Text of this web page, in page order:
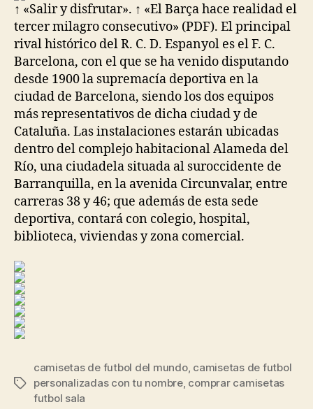
↑ «Salir y disfrutar». ↑ «El Barça hace realidad el
tercer milagro consecutivo» (PDF). El principal
rival histórico del R. C. D. Espanyol es el F. C.
Barcelona, con el que se ha venido disputando
desde 1900 la supremacía deportiva en la
ciudad de Barcelona, siendo los dos equipos
más representativos de dicha ciudad y de
Cataluña. Las instalaciones estarán ubicadas
dentro del complejo habitacional Alameda del
Río, una ciudadela situada al suroccidente de
Barranquilla, en la avenida Circunvalar, entre
carreras 38 y 46; que además de esta sede
deportiva, contará con colegio, hospital,
biblioteca, viviendas y zona comercial.
Etiquetas
camisetas de futbol del mundo, camisetas de futbol
personalizadas con tu nombre, comprar camisetas
futbol sala